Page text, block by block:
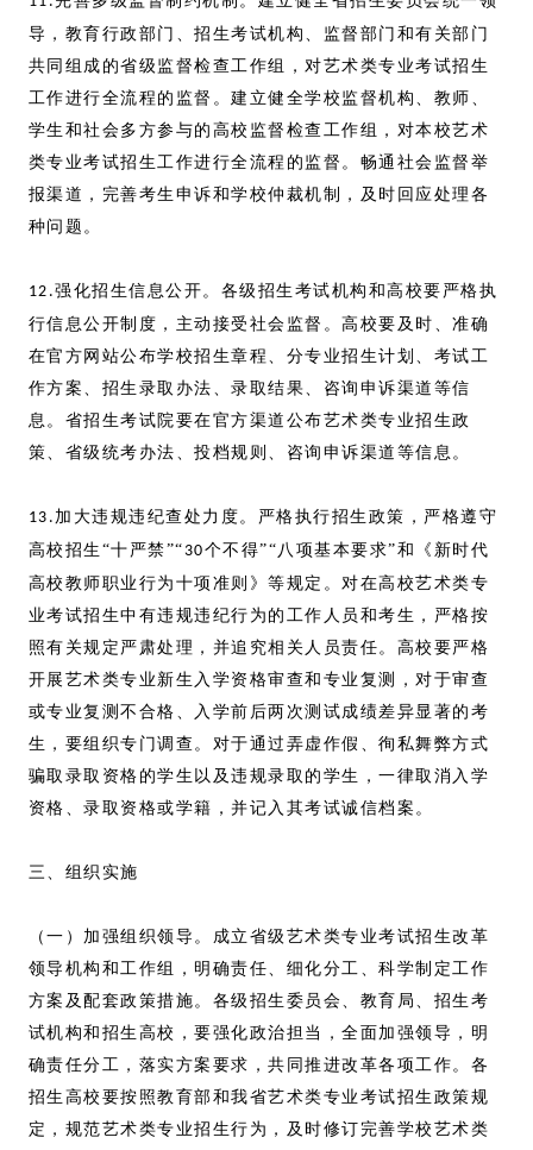
导，教育行政部门、招生考试机构、监督部门和有关部门
共同组成的省级监督检查工作组，对艺术类专业考试招生
工作进行全流程的监督。建立健全学校监督机构、教师、
学生和社会多方参与的高校监督检查工作组，对本校艺术
类专业考试招生工作进行全流程的监督。畅通社会监督举
报渠道，完善考生申诉和学校仲裁机制，及时回应处理各
种问题。
12.强化招生信息公开。各级招生考试机构和高校要严格执
行信息公开制度，主动接受社会监督。高校要及时、准确
在官方网站公布学校招生章程、分专业招生计划、考试工
作方案、招生录取办法、录取结果、咨询申诉渠道等信
息。省招生考试院要在官方渠道公布艺术类专业招生政
策、省级统考办法、投档规则、咨询申诉渠道等信息。
13.加大违规违纪查处力度。严格执行招生政策，严格遵守
高校招生“十严禁”“ 30个不得”“八项基本要求”和《新时代
高校教师职业行为十项准则》等规定。对在高校艺术类专
业考试招生中有违规违纪行为的工作人员和考生，严格按
照有关规定严肃处理，并追究相关人员责任。高校要严格
开展艺术类专业新生入学资格审查和专业复测，对于审查
或专业复测不合格、入学前后两次测试成绩差异显著的考
生，要组织专门调查。对于通过弄虚作假、徇私舞弊方式
骗取录取资格的学生以及违规录取的学生，一律取消入学
资格、录取资格或学籍，并记入其考试诚信档案。
三、组织实施
（一）加强组织领导。成立省级艺术类专业考试招生改革
领导机构和工作组，明确责任、细化分工、科学制定工作
方案及配套政策措施。各级招生委员会、教育局、招生考
试机构和招生高校，要强化政治担当，全面加强领导，明
确责任分工，落实方案要求，共同推进改革各项工作。各
招生高校要按照教育部和我省艺术类专业考试招生政策规
定，规范艺术类专业招生行为，及时修订完善学校艺术类